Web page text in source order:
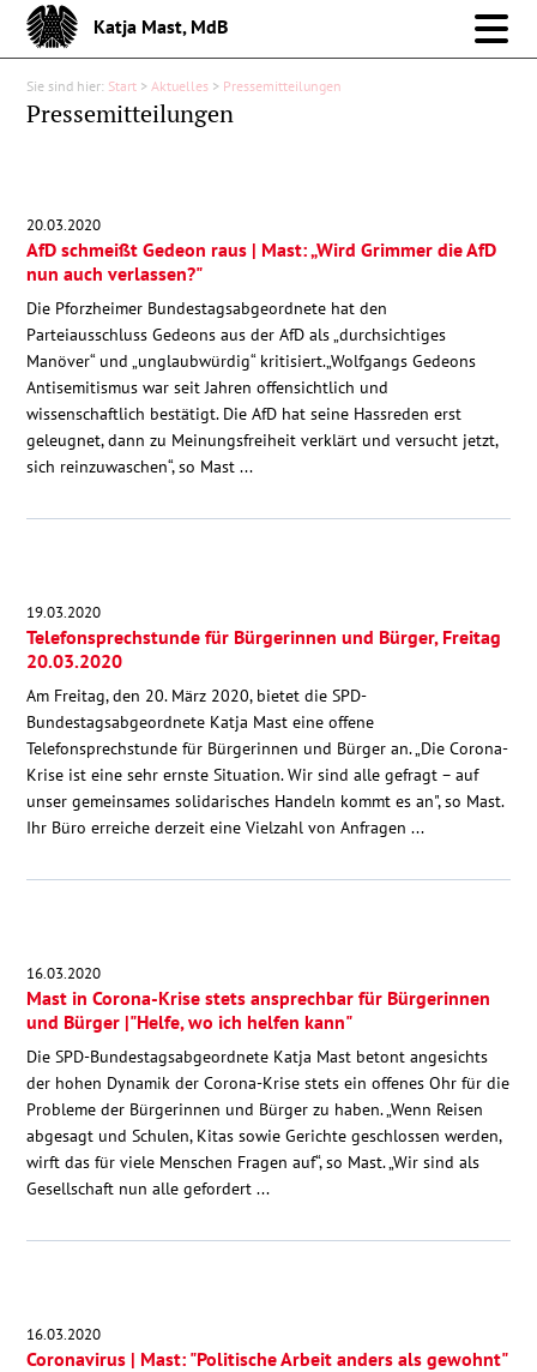
Katja Mast, MdB
Meine Arbeit im Bund
Über mich
Aktuelles
Pressemitteilungen
Sie sind hier: Start > Aktuelles > Pressemitteilungen
Pressemitteilungen
20.03.2020
AfD schmeißt Gedeon raus | Mast: „Wird Grimmer die AfD
nun auch verlassen?"
Die Pforzheimer Bundestagsabgeordnete hat den
Parteiausschluss Gedeons aus der AfD als „durchsichtiges
Manöver“ und „unglaubwürdig“ kritisiert.„Wolfgangs Gedeons
Antisemitismus war seit Jahren offensichtlich und
wissenschaftlich bestätigt. Die AfD hat seine Hassreden erst
geleugnet, dann zu Meinungsfreiheit verklärt und versucht jetzt,
sich reinzuwaschen“, so Mast ...
19.03.2020
Telefonsprechstunde für Bürgerinnen und Bürger, Freitag
20.03.2020
Am Freitag, den 20. März 2020, bietet die SPD-
Bundestagsabgeordnete Katja Mast eine offene
Telefonsprechstunde für Bürgerinnen und Bürger an. „Die Corona-
Krise ist eine sehr ernste Situation. Wir sind alle gefragt – auf
unser gemeinsames solidarisches Handeln kommt es an", so Mast.
Ihr Büro erreiche derzeit eine Vielzahl von Anfragen ...
16.03.2020
Mast in Corona-Krise stets ansprechbar für Bürgerinnen
und Bürger |"Helfe, wo ich helfen kann"
Die SPD-Bundestagsabgeordnete Katja Mast betont angesichts
der hohen Dynamik der Corona-Krise stets ein offenes Ohr für die
Probleme der Bürgerinnen und Bürger zu haben. „Wenn Reisen
abgesagt und Schulen, Kitas sowie Gerichte geschlossen werden,
wirft das für viele Menschen Fragen auf“, so Mast. „Wir sind als
Gesellschaft nun alle gefordert ...
16.03.2020
Coronavirus | Mast: "Politische Arbeit anders als gewohnt"